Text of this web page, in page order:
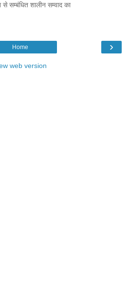
सम्बंधित शालीन सम्वाद का
›
Home
web version